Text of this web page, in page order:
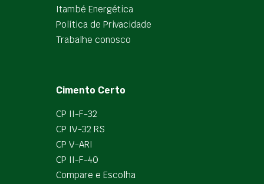
Itambé Energética
Política de Privacidade
Trabalhe conosco
Cimento Certo
CP II-F-32
CP IV-32 RS
CP V-ARI
CP II-F-40
Compare e Escolha